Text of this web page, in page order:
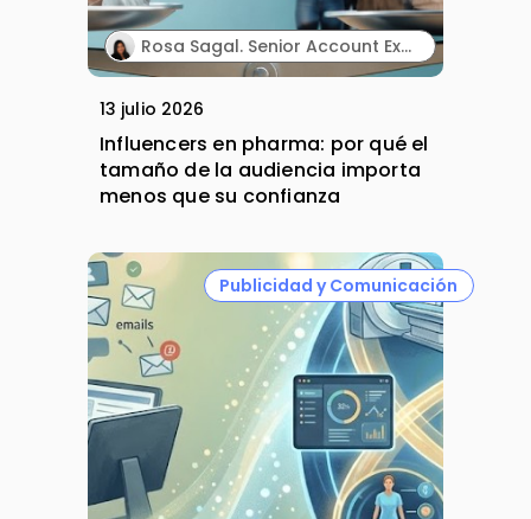
Rosa Sagal. Senior Account Executive. Territory Influence.
13 julio 2026
Influencers en pharma: por qué el
tamaño de la audiencia importa
menos que su confianza
Publicidad y Comunicación